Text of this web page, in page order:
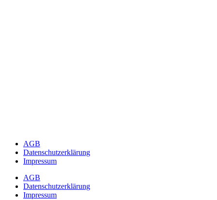
AGB
Datenschutzerklärung
Impressum
AGB
Datenschutzerklärung
Impressum